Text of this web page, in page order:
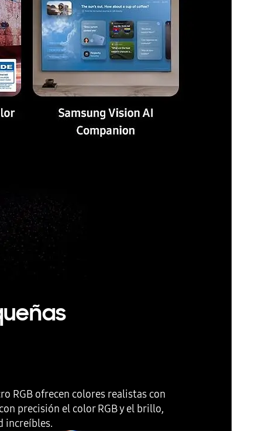
RGB ofrecen colores realistas con
precisión el color RGB y el brillo,
increíbles.